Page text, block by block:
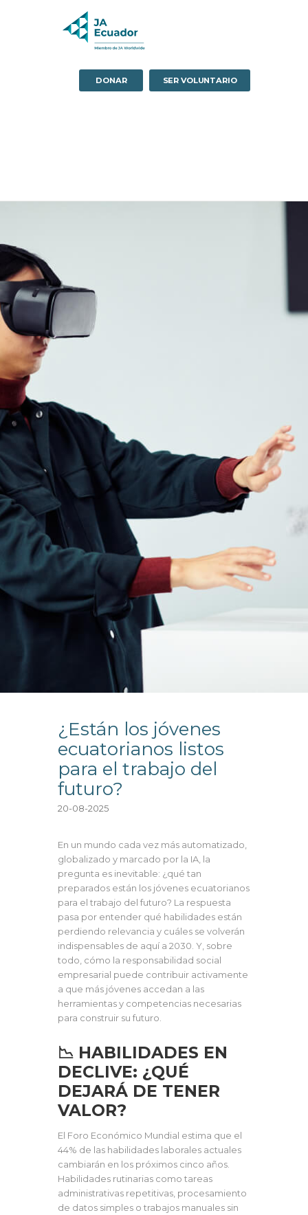
DONAR SER VOLUNTARIO
¿Están los jóvenes
ecuatorianos listos
para el trabajo del
futuro?
20-08-2025
En un mundo cada vez más automatizado,
globalizado y marcado por la IA, la
pregunta es inevitable: ¿qué tan
preparados están los jóvenes ecuatorianos
para el trabajo del futuro? La respuesta
pasa por entender qué habilidades están
perdiendo relevancia y cuáles se volverán
indispensables de aquí a 2030. Y, sobre
todo, cómo la responsabilidad social
empresarial puede contribuir activamente
a que más jóvenes accedan a las
herramientas y competencias necesarias
para construir su futuro.
📉 HABILIDADES EN
DECLIVE: ¿QUÉ
DEJARÁ DE TENER
VALOR?
El Foro Económico Mundial estima que el
44% de las habilidades laborales actuales
cambiarán en los próximos cinco años.
Habilidades rutinarias como tareas
administrativas repetitivas, procesamiento
de datos simples o trabajos manuales sin